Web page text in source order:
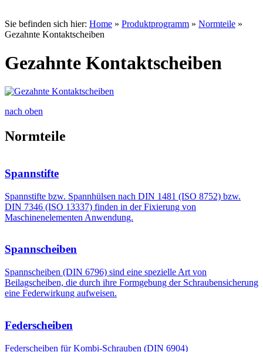
Sie befinden sich hier: Home » Produktprogramm » Normteile »
Gezahnte Kontaktscheiben
Gezahnte Kontaktscheiben
nach oben
Normteile
Spannstifte
Spannstifte bzw. Spannhülsen nach DIN 1481 (ISO 8752) bzw.
DIN 7346 (ISO 13337) finden in der Fixierung von
Maschinenelementen Anwendung.
Spannscheiben
Spannscheiben (DIN 6796) sind eine spezielle Art von
Beilagscheiben, die durch ihre Formgebung der Schraubensicherung
eine Federwirkung aufweisen.
Federscheiben
Federscheiben für Kombi-Schrauben (DIN 6904)